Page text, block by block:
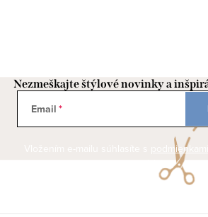
Nezmeškajte štýlové novinky a
Email
údajov